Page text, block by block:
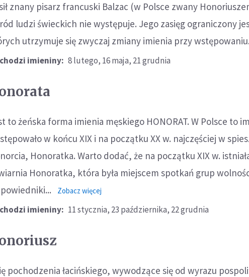
znany pisarz francuski Balzac (w Polsce zwany
ludzi świeckich nie występuje. Jego zasięg ograniczony
utrzymuje się zwyczaj zmiany imienia przy
imieniny: 8 lutego, 16 maja, 21 grudnia
to żeńska forma imienia męskiego HONORAT. W Polsce to
w końcu XIX i na początku XX w. najczęściej w
Honoratka. Warto dodać, że na początku XIX w.
Honoratka, która była miejscem spotkań grup
Zobacz więcej
Honorata
imieniny: 11 stycznia, 23 października, 22 grudnia
pochodzenia łacińskiego, wywodzące się od wyrazu